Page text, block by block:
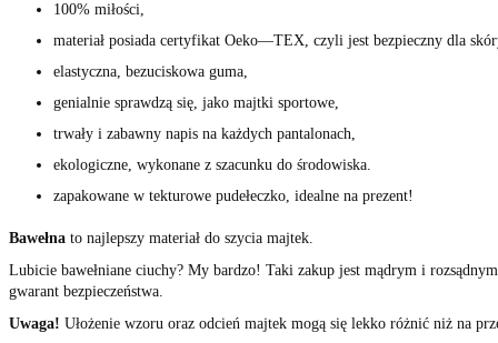
100% miłości,
materiał posiada certyfikat Oeko—TEX, czyli jest bezpieczny dla
elastyczna, bezuciskowa guma,
genialnie sprawdzą się, jako majtki sportowe,
trwały i zabawny napis na każdych pantalonach,
ekologiczne, wykonane z szacunku do środowiska.
zapakowane w tekturowe pudełeczko, idealne na prezent!
Bawełna to najlepszy materiał do szycia majtek.
Lubicie bawełniane ciuchy? My bardzo! Taki zakup jest mądrym i
gwarant bezpieczeństwa.
Uwaga! Ułożenie wzoru oraz odcień majtek mogą się lekko różnić niż na